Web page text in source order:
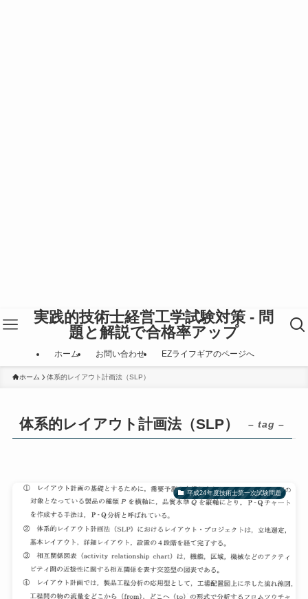
実践的技術士経営工学試験対策 - 問
題と解説で合格率アップ
ホーム お問い合わせ EZライフギアのページへ
ホーム 体系的レイアウト計画法（SLP）
体系的レイアウト計画法（SLP） – tag –
平成24年度技術士第一次試験問題